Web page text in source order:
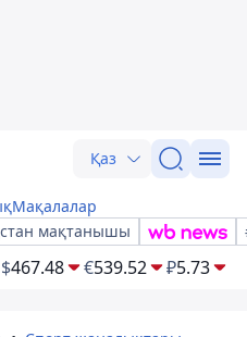
Қаз
Мақалалар
мақтанышы
$467.48 €539.52 ₽5.73